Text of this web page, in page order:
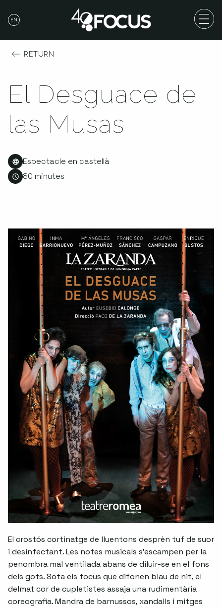
EN
RETURN
El Desguace de
las Musas
Espectacle en castellà
80 minutes
El crostós cortinatge de lluentons desprèn tuf de suor
i desinfectant. Les notes musicals s'escampen per la
penombra mal ventilada abans de diluir-se en el fons
dels gots. Sota els focus que difonen blau de nit, el
delmat cor de cupletistes assaja una rudimentària
coreografia. Mandra de barnussos, xandalls i mitges